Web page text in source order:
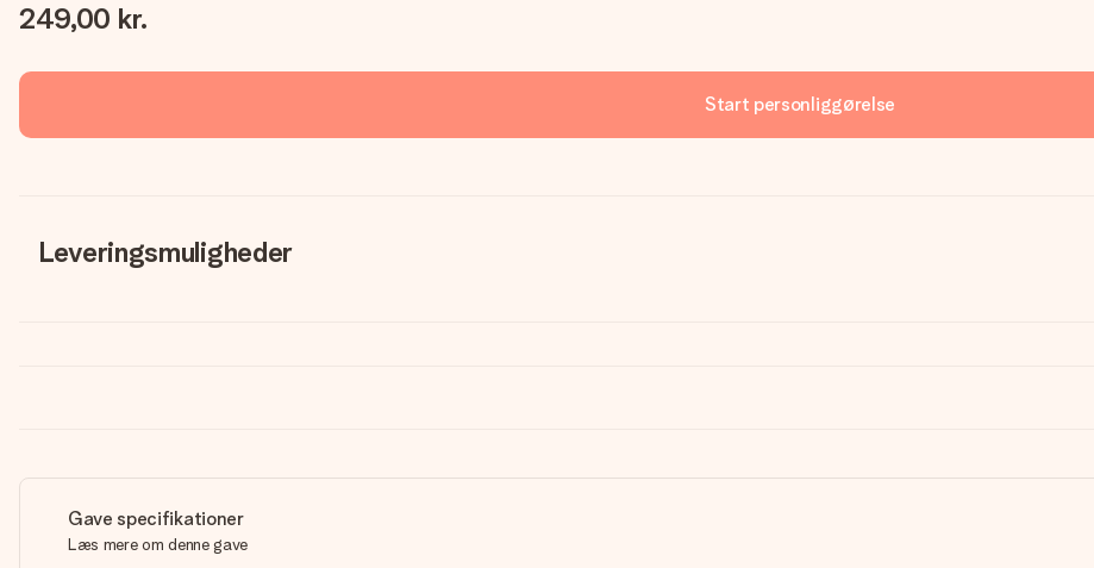
249,00 kr.
Start personliggørelse
Leveringsmuligheder
Gave specifikationer
Læs mere om denne gave